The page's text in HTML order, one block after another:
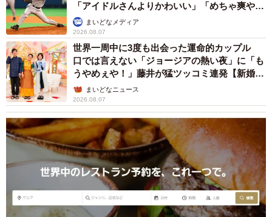
「アイドルさんよりかわいい」「めちゃ爽や
か」まいどなメディア
2026.08.07
世界一周中に3度も出会った運命的カップル
口では言えない「ジョージアの熱い夜」に「も
うやめぇや！」藤井が猛ツッコミ連発【新婚さ
ん】まいどなニュース
2026.08.07